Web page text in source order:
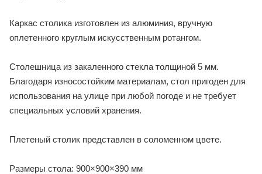
Каркас столика изготовлен из алюминия, вручную
оплетенного круглым искусственным ротангом.
Столешница из закаленного стекла толщиной 5 мм.
Благодаря износостойким материалам, стол пригоден для
использования на улице при любой погоде и не требует
специальных условий хранения.
Плетеный столик представлен в соломенном цвете.
Размеры стола: 900×900×390 мм